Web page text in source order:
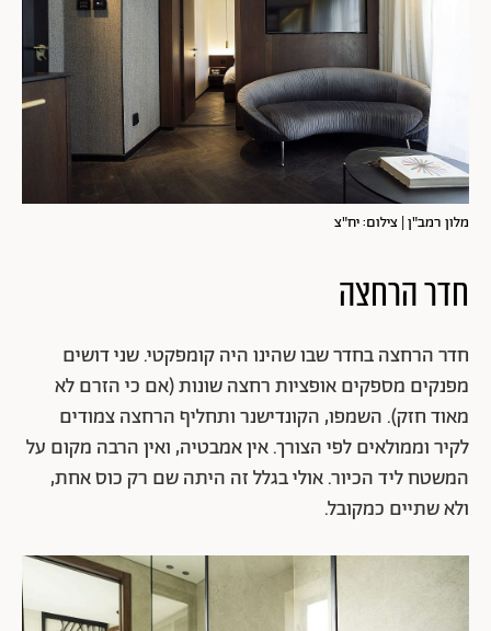
מלון רמב"ן | צילום: יח"צ
חדר הרחצה
חדר הרחצה בחדר שבו שהינו היה קומפקטי. שני דושים
מפנקים מספקים אופציות רחצה שונות (אם כי הזרם לא
מאוד חזק). השמפו, הקונדישנר ותחליף הרחצה צמודים
לקיר וממולאים לפי הצורך. אין אמבטיה, ואין הרבה מקום על
המשטח ליד הכיור. אולי בגלל זה היתה שם רק כוס אחת,
ולא שתיים כמקובל.